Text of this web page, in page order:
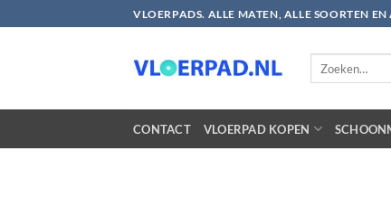
naar
VLOERPADS. ALLE MATEN, ALLE SOORTEN EN
CONTACT VLOERPAD KOPEN